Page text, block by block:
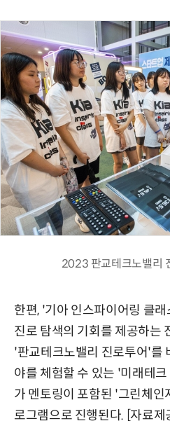
2023 판교테크노밸리
한편, '기아 인스파이어링 클
진로 탐색의 기회를 제공하는
'판교테크노밸리 진로투어'를
야를 체험할 수 있는 '미래테
가 멘토링이 포함된 '그린체
로그램으로 진행된다. [자료제